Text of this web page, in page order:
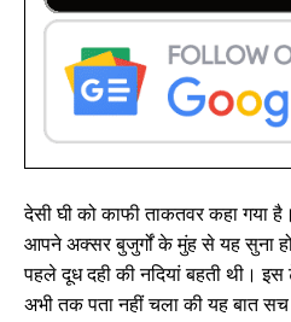
देसी घी को काफी ताकतवर कहा गया
आपने अक्सर बुजुर्गों के मुंह से यह सुना
पहले दूध दही की नदियां बहती थी। इस
अभी तक पता नहीं चला की यह बात